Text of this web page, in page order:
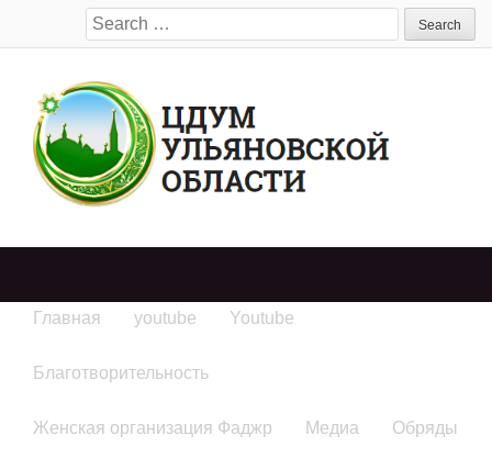
Search
for:
Главная youtube Youtube
Благотворительность
Женская организация Фаджр Медиа Обряды